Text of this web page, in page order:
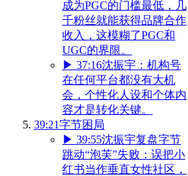
成为PGC的门槛最低，几
千粉丝就能获得品牌合作
收入，这模糊了PGC和
UGC的界限。
▶ 37:16沈振宇：机构号
在任何平台都没有大机
会，个性化人设和个体内
容才是转化关键。
39:21字节困局
▶ 39:55沈振宇复盘字节
跳动“泡芙”失败：误把小
红书当作垂直女性社区，